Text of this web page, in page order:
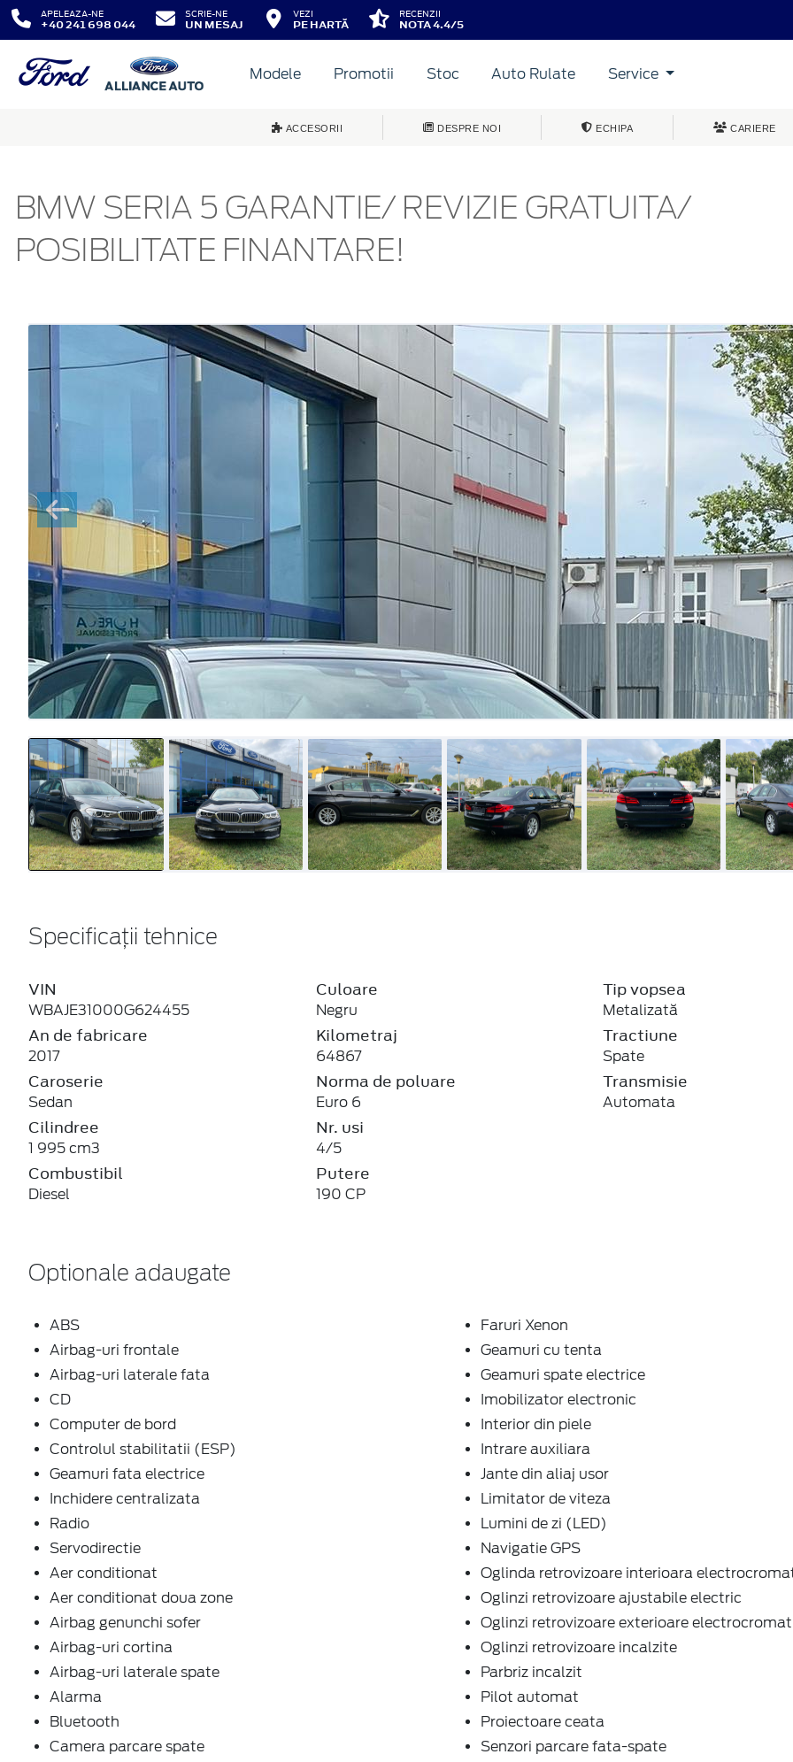
APELEAZA-NE
+40 241 698 044
SCRIE-NE
UN MESAJ
VEZI
PE HARTĂ
RECENZII
NOTA 4.4/5
Modele Promotii Stoc Auto Rulate Service
ACCESORII DESPRE NOI ECHIPA CARIERE
BMW SERIA 5 GARANTIE/ REVIZIE GRATUITA/
POSIBILITATE FINANTARE!
Specificații tehnice
VIN
WBAJE31000G624455
An de fabricare
2017
Caroserie
Sedan
Cilindree
1 995 cm3
Combustibil
Diesel
Culoare
Negru
Kilometraj
64867
Norma de poluare
Euro 6
Nr. usi
4/5
Putere
190 CP
Tip vopsea
Metalizată
Tractiune
Spate
Transmisie
Automata
Optionale adaugate
ABS
Airbag-uri frontale
Airbag-uri laterale fata
CD
Computer de bord
Controlul stabilitatii (ESP)
Geamuri fata electrice
Inchidere centralizata
Radio
Servodirectie
Aer conditionat
Aer conditionat doua zone
Airbag genunchi sofer
Airbag-uri cortina
Airbag-uri laterale spate
Alarma
Bluetooth
Camera parcare spate
Faruri Xenon
Geamuri cu tenta
Geamuri spate electrice
Imobilizator electronic
Interior din piele
Intrare auxiliara
Jante din aliaj usor
Limitator de viteza
Lumini de zi (LED)
Navigatie GPS
Oglinda retrovizoare interioara
Oglinzi retrovizoare ajustabile electric
Oglinzi retrovizoare exterioare
Oglinzi retrovizoare incalzite
Parbriz incalzit
Pilot automat
Proiectoare ceata
Senzori parcare fata-spate